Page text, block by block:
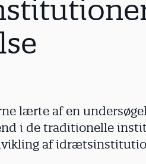
lærte af en
i de traditionelle
af